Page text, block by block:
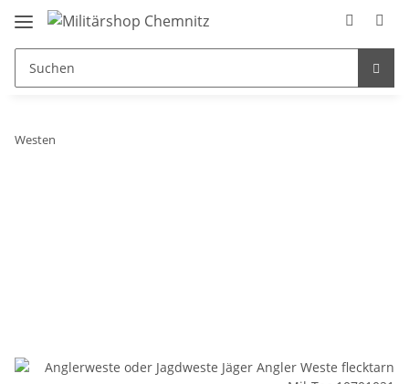
Westen